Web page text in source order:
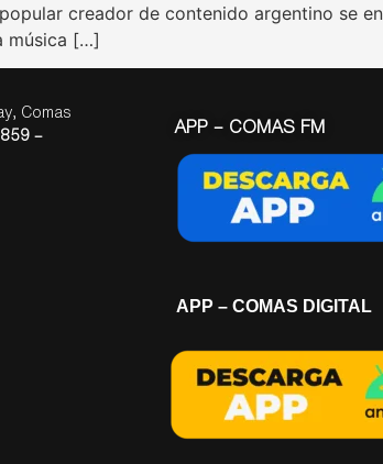
creador de contenido argentino se
música […]
Comas
–
APP – COMAS FM
APP – COMAS DIGITAL